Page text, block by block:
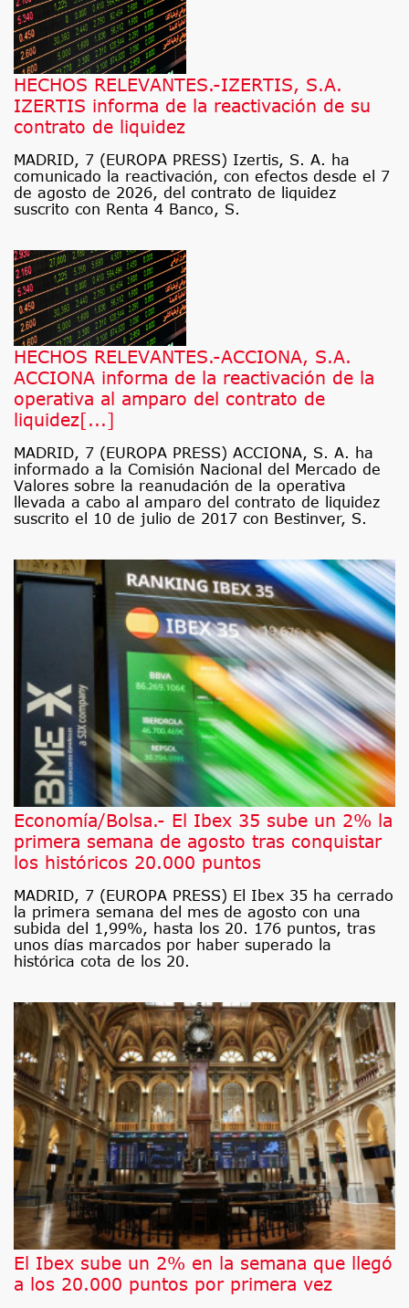
HECHOS RELEVANTES.-IZERTIS, S.A.
IZERTIS informa de la reactivación de su
contrato de liquidez
MADRID, 7 (EUROPA PRESS) Izertis, S. A. ha
comunicado la reactivación, con efectos desde el 7
de agosto de 2026, del contrato de liquidez
suscrito con Renta 4 Banco, S.
HECHOS RELEVANTES.-ACCIONA, S.A.
ACCIONA informa de la reactivación de la
operativa al amparo del contrato de
liquidez[...]
MADRID, 7 (EUROPA PRESS) ACCIONA, S. A. ha
informado a la Comisión Nacional del Mercado de
Valores sobre la reanudación de la operativa
llevada a cabo al amparo del contrato de liquidez
suscrito el 10 de julio de 2017 con Bestinver, S.
Economía/Bolsa.- El Ibex 35 sube un 2% la
primera semana de agosto tras conquistar
los históricos 20.000 puntos
MADRID, 7 (EUROPA PRESS) El Ibex 35 ha cerrado
la primera semana del mes de agosto con una
subida del 1,99%, hasta los 20. 176 puntos, tras
unos días marcados por haber superado la
histórica cota de los 20.
El Ibex sube un 2% en la semana que llegó
a los 20.000 puntos por primera vez